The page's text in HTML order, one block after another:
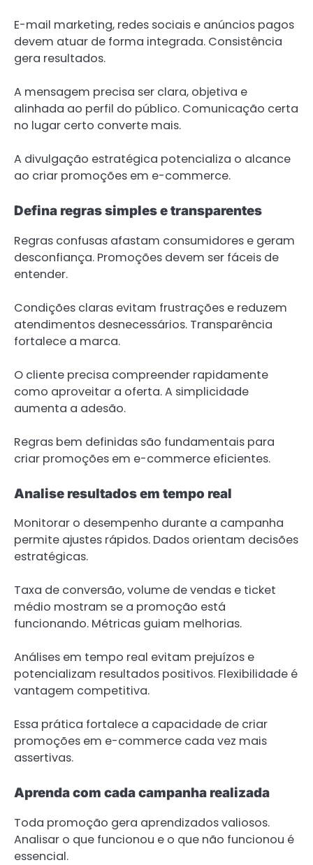
E-mail marketing, redes sociais e anúncios pagos
devem atuar de forma integrada. Consistência
gera resultados.
A mensagem precisa ser clara, objetiva e
alinhada ao perfil do público. Comunicação certa
no lugar certo converte mais.
A divulgação estratégica potencializa o alcance
ao criar promoções em e-commerce.
Defina regras simples e transparentes
Regras confusas afastam consumidores e geram
desconfiança. Promoções devem ser fáceis de
entender.
Condições claras evitam frustrações e reduzem
atendimentos desnecessários. Transparência
fortalece a marca.
O cliente precisa compreender rapidamente
como aproveitar a oferta. A simplicidade
aumenta a adesão.
Regras bem definidas são fundamentais para
criar promoções em e-commerce eficientes.
Analise resultados em tempo real
Monitorar o desempenho durante a campanha
permite ajustes rápidos. Dados orientam decisões
estratégicas.
Taxa de conversão, volume de vendas e ticket
médio mostram se a promoção está
funcionando. Métricas guiam melhorias.
Análises em tempo real evitam prejuízos e
potencializam resultados positivos. Flexibilidade é
vantagem competitiva.
Essa prática fortalece a capacidade de criar
promoções em e-commerce cada vez mais
assertivas.
Aprenda com cada campanha realizada
Toda promoção gera aprendizados valiosos.
Analisar o que funcionou e o que não funcionou é
essencial.